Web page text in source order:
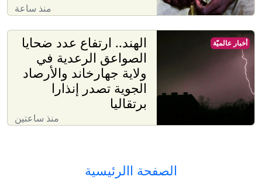
منذ ساعة
الهند.. ارتفاع عدد ضحايا
الصواعق الرعدية في
ولاية جهارخاند والأرصاد
الجوية تصدر إنذارا
برتقاليا
منذ ساعتين
أخبار عالميّة
الصفحة االرئيسية